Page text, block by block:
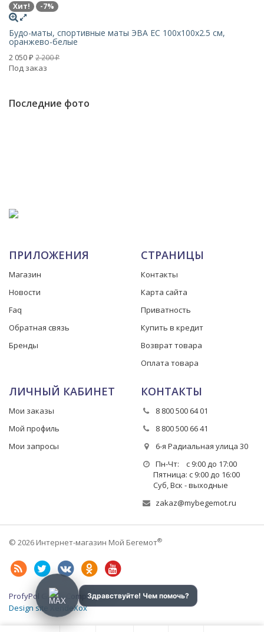
Хит! -7%
Будо-маты, спортивные маты ЭВА EC 100х100x2.5 см,
оранжево-белые
2 050 ₽ 2 200₽
Под заказ
Последние фото
ПРИЛОЖЕНИЯ
Магазин
Новости
Faq
Обратная связь
Бренды
СТРАНИЦЫ
Контакты
Карта сайта
Приватность
Купить в кредит
Возврат товара
Оплата товара
ЛИЧНЫЙ КАБИНЕТ
Мои заказы
Мой профиль
Мои запросы
КОНТАКТЫ
8 800 500 64 01
8 800 500 66 41
6-я Радиальная улица 30
Пн-Чт: с 9:00 до 17:00
Пятница: с 9:00 до 16:00
Суб, Вск - выходные
zakaz@mybegemot.ru
© 2026 Интернет-магазин Мой Бегемот®
ProfyPol Group Company LLC
Design site XendeXox